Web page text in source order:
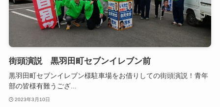
街頭演説 黒羽田町セブンイレブン前
黒羽田町セブンイレブン様駐車場をお借りしての街頭演説！青年
部の皆様有難うござ...
2023年3月10日